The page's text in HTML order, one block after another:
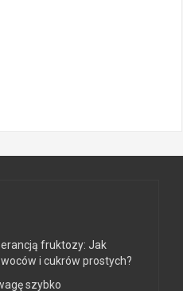
fruktozy: Jak
i cukrów prostych?
szybko